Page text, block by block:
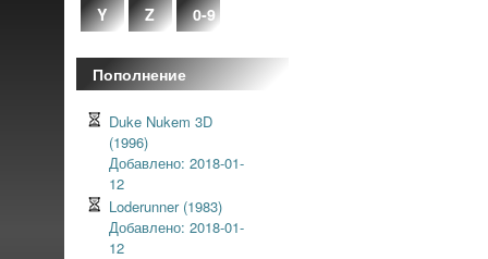
Y
Z 0-9
Пополнение
Duke Nukem 3D
(1996)
Добавлено: 2018-01-
12
Loderunner (1983)
Добавлено: 2018-01-
12